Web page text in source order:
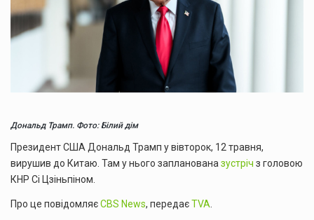
Дональд Трамп. Фото: Білий дім
Президент США Дональд Трамп у вівторок, 12 травня,
вирушив до Китаю. Там у нього запланована зустріч з головою
КНР Сі Цзіньпіном.
Про це повідомляєCBS News, передаєTVA.